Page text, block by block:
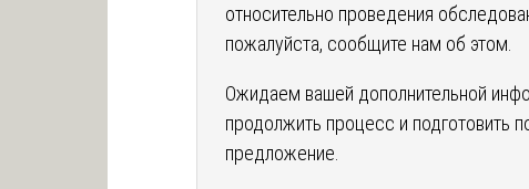
относительно проведения
пожалуйста, сообщите нам об этом.
Ожидаем вашей дополнительной
продолжить процесс и подготовить
предложение.